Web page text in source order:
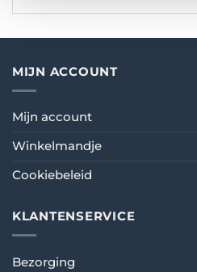
MIJN ACCOUNT
Mijn account
Winkelmandje
Cookiebeleid
KLANTENSERVICE
Bezorging